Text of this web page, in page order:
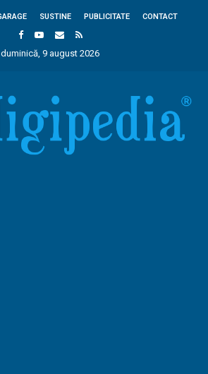
SUSTINE PUBLICITATE CONTACT
duminică, 9 august 2026